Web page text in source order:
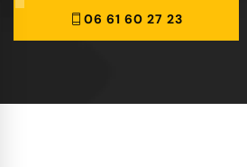
06 61 60 27 23